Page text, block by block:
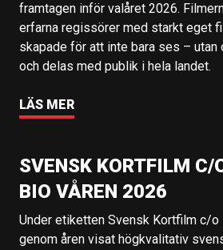
framtagen inför valåret 2026.
erfarna regissörer med starkt eget
skapade för att inte bara ses – utan
och delas med publik i hela landet.
LÄS MER
SVENSK KORTFILM C/
BIO VÅREN 2026
Under etiketten Svensk Kortfilm c/o
genom åren visat högkvalitativ